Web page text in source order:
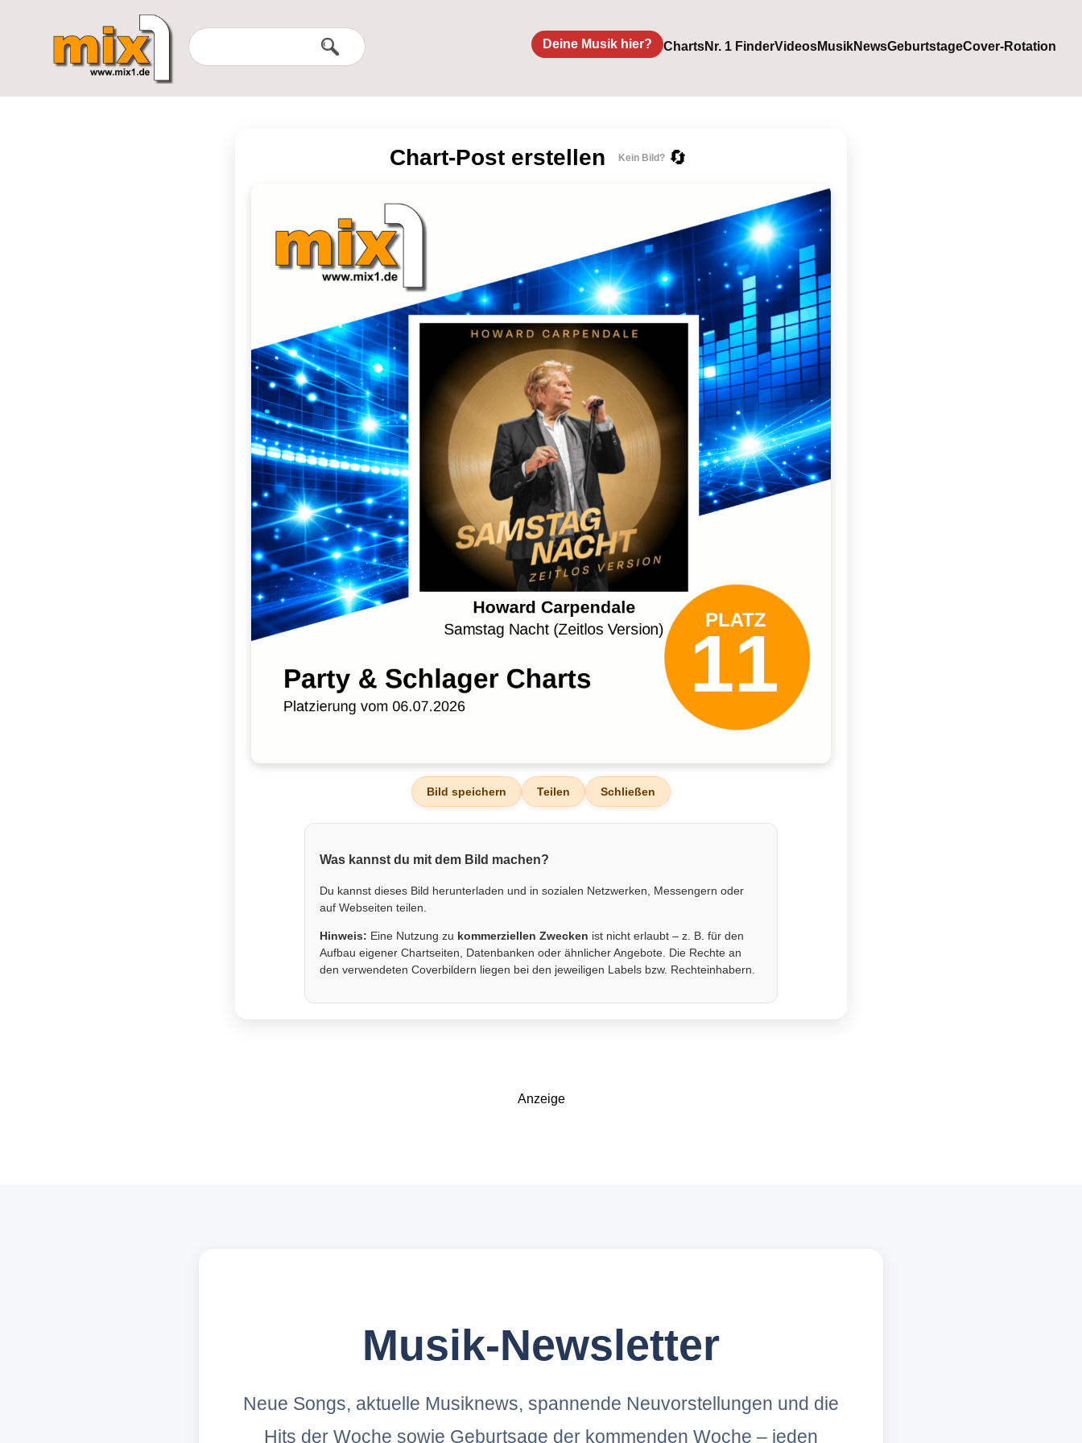
Deine Musik hier? ChartsNr. 1 FinderVideosMusikNewsGeburtstageCover-Rotation
Chart-Post erstellen Kein Bild? 🔄
Bild speichern Teilen Schließen
Was kannst du mit dem Bild machen?
Du kannst dieses Bild herunterladen und in sozialen Netzwerken, Messengern oder
auf Webseiten teilen.
Hinweis: Eine Nutzung zu kommerziellen Zwecken ist nicht erlaubt – z. B. für den
Aufbau eigener Chartseiten, Datenbanken oder ähnlicher Angebote. Die Rechte an
den verwendeten Coverbildern liegen bei den jeweiligen Labels bzw. Rechteinhabern.
Anzeige
Musik-Newsletter
Neue Songs, aktuelle Musiknews, spannende Neuvorstellungen und die
Hits der Woche sowie Geburtsage der kommenden Woche – jeden